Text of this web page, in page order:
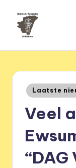
o
Geplaatst
in
Laatste
Veel
“DAG